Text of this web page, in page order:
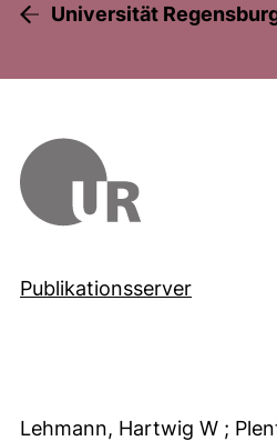
Universität
Publikationsserver
Lehmann, Hartwig W ;